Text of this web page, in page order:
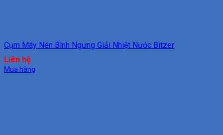
Cụm Máy Nén Bình Ngưng Giải Nhiệt Nước Bitzer
Liên hệ
Mua hàng